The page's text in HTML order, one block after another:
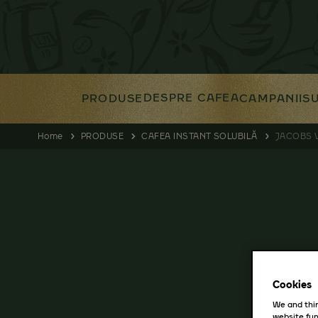
PRODUSE DESPRE CAFEACAMPANII
Home PRODUSE CAFEA INSTANT SOLUBILĂ JACOBS
Cookies
We and